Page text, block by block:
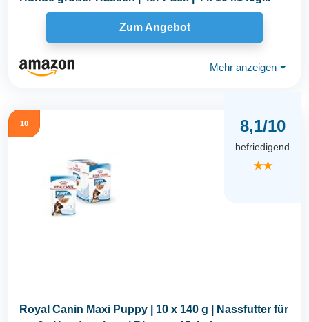
Zum Angebot
Mehr anzeigen ⏷
10 8,1/10
befriedigend
★★
Royal Canin Maxi Puppy | 10 x 140 g | Nassfutter für